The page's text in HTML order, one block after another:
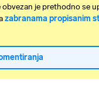
je prethodno se
zabranama propisanim